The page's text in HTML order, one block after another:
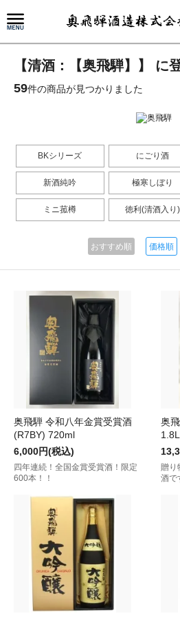
【清酒：【奥飛騨】】 に
59件の商品が見つかりました
BKシリーズ にごり酒
新酒純吟 極寒しぼり
ミニ菰樽 徳利(清酒入り)
おすすめ順 価格順
奥飛騨 令和八年金賞受賞酒
(R7BY) 720ml
6,000円(税込)
四年連続！全国金賞受賞酒！限定
600本！！
奥
1.8L
贈り
酒で